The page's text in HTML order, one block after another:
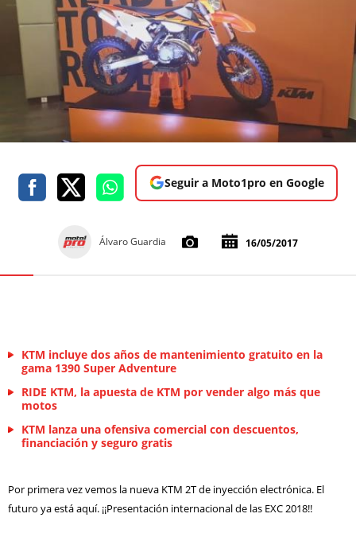
Seguir a Moto1pro en Google
Álvaro Guardia 16/05/2017
KTM incluye dos años de mantenimiento gratuito en la
gama 1390 Super Adventure
RIDE KTM, la apuesta de KTM por vender algo más que
motos
KTM lanza una ofensiva comercial con descuentos,
financiación y seguro gratis
Por primera vez vemos la nueva KTM 2T de inyección electrónica. El
futuro ya está aquí. ¡¡Presentación internacional de las EXC 2018!!